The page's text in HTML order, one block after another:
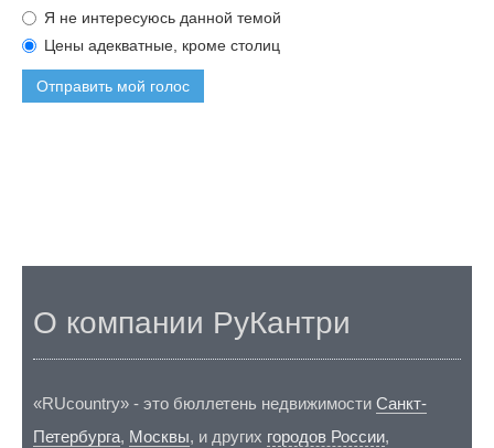
Я не интересуюсь данной темой
Цены адекватные, кроме столиц
Отправить мой голос
О компании РуКантри
«RUcountry» - это бюллетень недвижимости Санкт-
Петербурга, Москвы, и других городов России,